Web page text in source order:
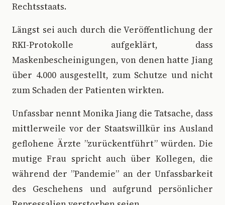
Rechtsstaats.
Längst sei auch durch die Veröffentlichung der
RKI-Protokolle aufgeklärt, dass
Maskenbescheinigungen, von denen hatte Jiang
über 4.000 ausgestellt, zum Schutze und nicht
zum Schaden der Patienten wirkten.
Unfassbar nennt Monika Jiang die Tatsache, dass
mittlerweile vor der Staatswillkür ins Ausland
geflohene Ärzte ”zurückentführt” würden. Die
mutige Frau spricht auch über Kollegen, die
während der ”Pandemie” an der Unfassbarkeit
des Geschehens und aufgrund persönlicher